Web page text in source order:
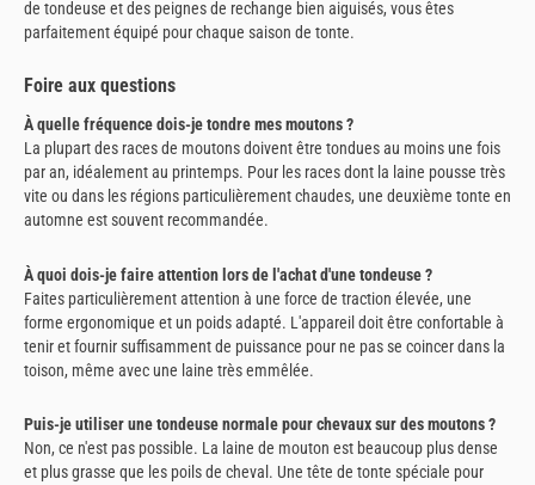
de tondeuse et des peignes de rechange bien aiguisés, vous êtes
parfaitement équipé pour chaque saison de tonte.
Foire aux questions
À quelle fréquence dois-je tondre mes moutons ?
La plupart des races de moutons doivent être tondues au moins une fois
par an, idéalement au printemps. Pour les races dont la laine pousse très
vite ou dans les régions particulièrement chaudes, une deuxième tonte en
automne est souvent recommandée.
À quoi dois-je faire attention lors de l'achat d'une tondeuse ?
Faites particulièrement attention à une force de traction élevée, une
forme ergonomique et un poids adapté. L'appareil doit être confortable à
tenir et fournir suffisamment de puissance pour ne pas se coincer dans la
toison, même avec une laine très emmêlée.
Puis-je utiliser une tondeuse normale pour chevaux sur des moutons ?
Non, ce n'est pas possible. La laine de mouton est beaucoup plus dense
et plus grasse que les poils de cheval. Une tête de tonte spéciale pour